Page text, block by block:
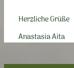
Herzliche Grüße
Anastasia Aita